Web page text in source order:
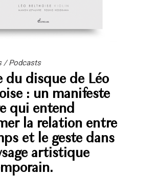
/Podcasts
du disque de Léo
: un manifeste
qui entend
la relation entre
et le geste dans
artistique